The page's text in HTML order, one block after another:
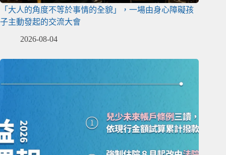
「大人的角度不等於事情的全貌」，一場由身心障礙孩
子主動發起的交流大會
2026-08-04